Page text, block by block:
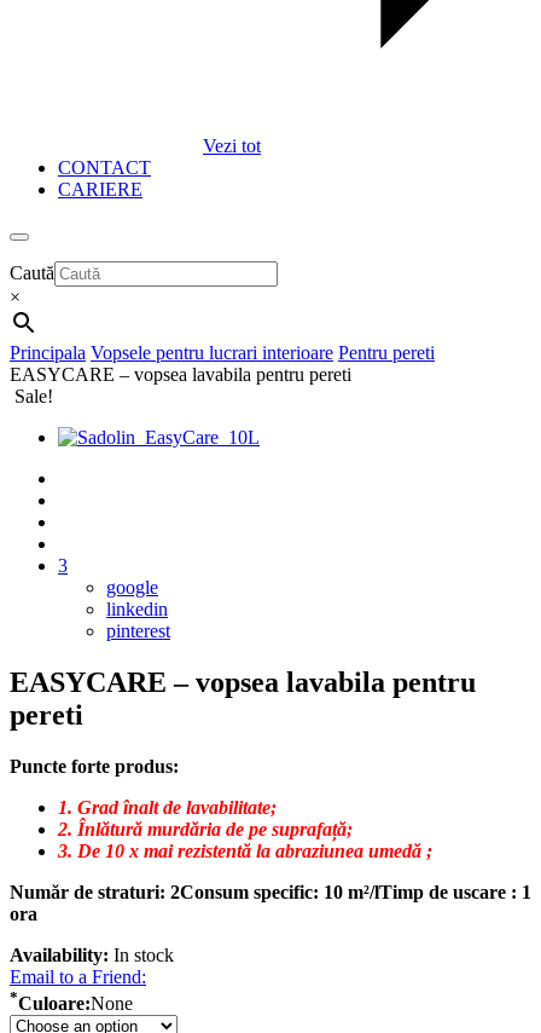
Vezi tot
CONTACT
CARIERE
Caută
×
Principala Vopsele pentru lucrari interioare Pentru pereti
EASYCARE – vopsea lavabila pentru pereti
Sale!
3
google
linkedin
pinterest
EASYCARE – vopsea lavabila pentru
pereti
Puncte forte produs:
1. Grad înalt de lavabilitate;
2. Înlătură murdăria de pe suprafață;
3. De 10 x mai rezistentă la abraziunea umedă ;
Număr de straturi: 2Consum specific: 10 m²/lTimp de uscare : 1
ora
Availability: In stock
Email to a Friend:
*Culoare:None